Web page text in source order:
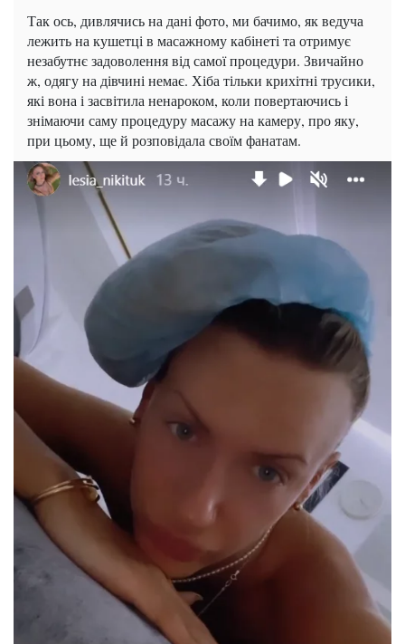
Так ось, дивлячись на дані фото, ми бачимо, як ведуча
лежить на кушетці в масажному кабінеті та отримує
незабутнє задоволення від самої процедури. Звичайно
ж, одягу на дівчині немає. Хіба тільки крихітні трусики,
які вона і засвітила ненароком, коли повертаючись і
знімаючи саму процедуру масажу на камеру, про яку,
при цьому, ще й розповідала своїм фанатам.